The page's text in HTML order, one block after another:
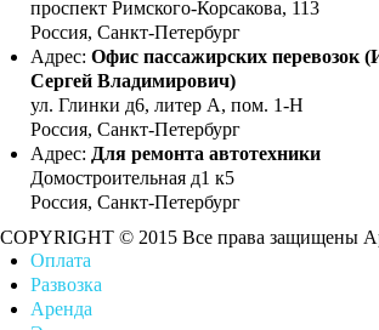
проспект Римского-Корсакова, 113
Россия, Санкт-Петербург
Адрес: Офис пассажирских перевозок
Сергей Владимирович)
ул. Глинки д6, литер А, пом. 1-Н
Россия, Санкт-Петербург
Адрес: Для ремонта автотехники
Домостроительная д1 к5
Россия, Санкт-Петербург
COPYRIGHT © 2015 Все права защищены
Оплата
Развозка
Аренда